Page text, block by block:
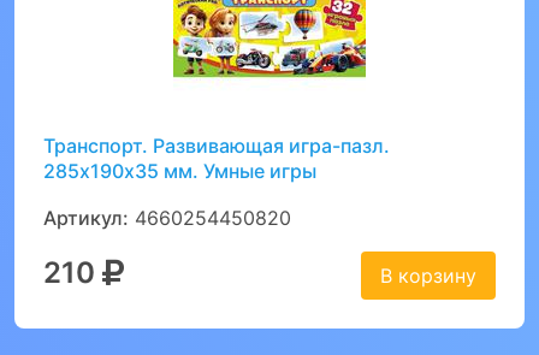
Транспорт. Развивающая игра-пазл.
285х190х35 мм. Умные игры
Артикул: 4660254450820
210 В корзину